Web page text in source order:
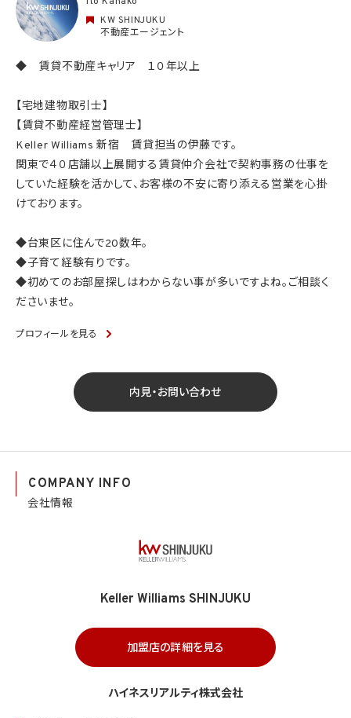
KW SHINJUKU
不動産エージェント
◆ 賃貸不動産キャリア １０年以上
【宅地建物取引士】
【賃貸不動産経営管理士】
Keller Williams 新宿 賃貸担当の伊藤です。
関東で４０店舗以上展開する賃貸仲介会社で契約事務の仕事を
していた経験を活かして、お客様の不安に寄り添える営業を心掛
けております。
◆台東区に住んで20数年。
◆子育て経験有りです。
◆初めてのお部屋探しはわからない事が多いですよね。ご相談く
ださいませ。
プロフィールを見る
内見・お問い合わせ
COMPANY INFO
会社情報
Keller Williams SHINJUKU
加盟店の詳細を見る
ハイネスリアルティ株式会社